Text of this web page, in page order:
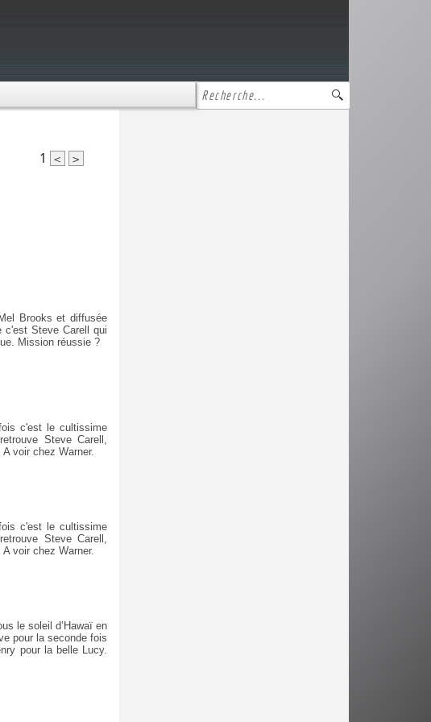
1 < >
Brooks et diffusée
c'est Steve Carell qui
Mission réussie ?
c'est le cultissime
Steve Carell,
voir chez Warner.
c'est le cultissime
Steve Carell,
voir chez Warner.
le soleil d’Hawaï en
pour la seconde fois
pour la belle Lucy.